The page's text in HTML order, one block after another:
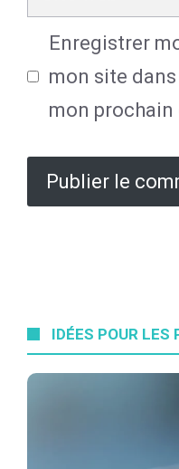
web
Enregistrer
mon site
mon
IDÉES POUR LES